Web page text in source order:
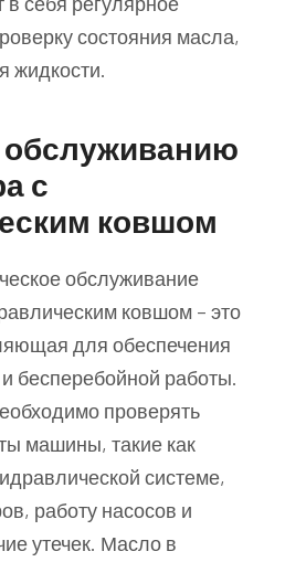
состояния масла,
жидкости.
с
ковшом
обслуживание
ковшом – это
для обеспечения
бесперебойной работы.
проверять
машины, такие как
системе,
работу насосов и
утечек. Масло в